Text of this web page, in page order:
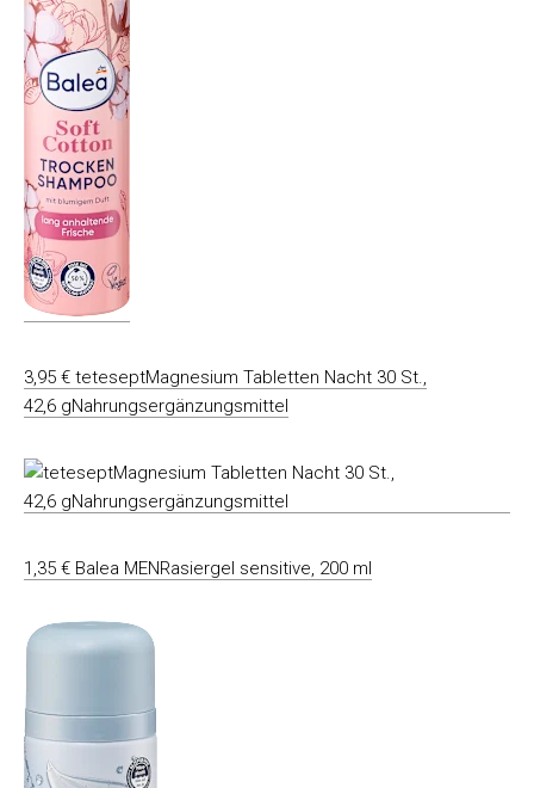
3,95 € teteseptMagnesium Tabletten Nacht 30 St.,
42,6 gNahrungsergänzungsmittel
1,35 € Balea MENRasiergel sensitive, 200 ml